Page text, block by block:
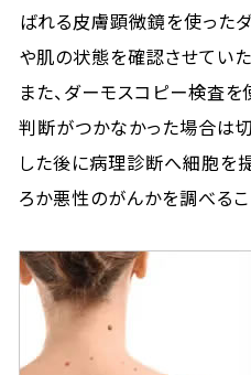
ばれる皮膚顕微鏡を使った
や肌の状態を確認させていた
また、ダーモスコピー検査
判断がつかなかった場合は
した後に病理診断へ細胞を
ろか悪性のがんかを調べるこ